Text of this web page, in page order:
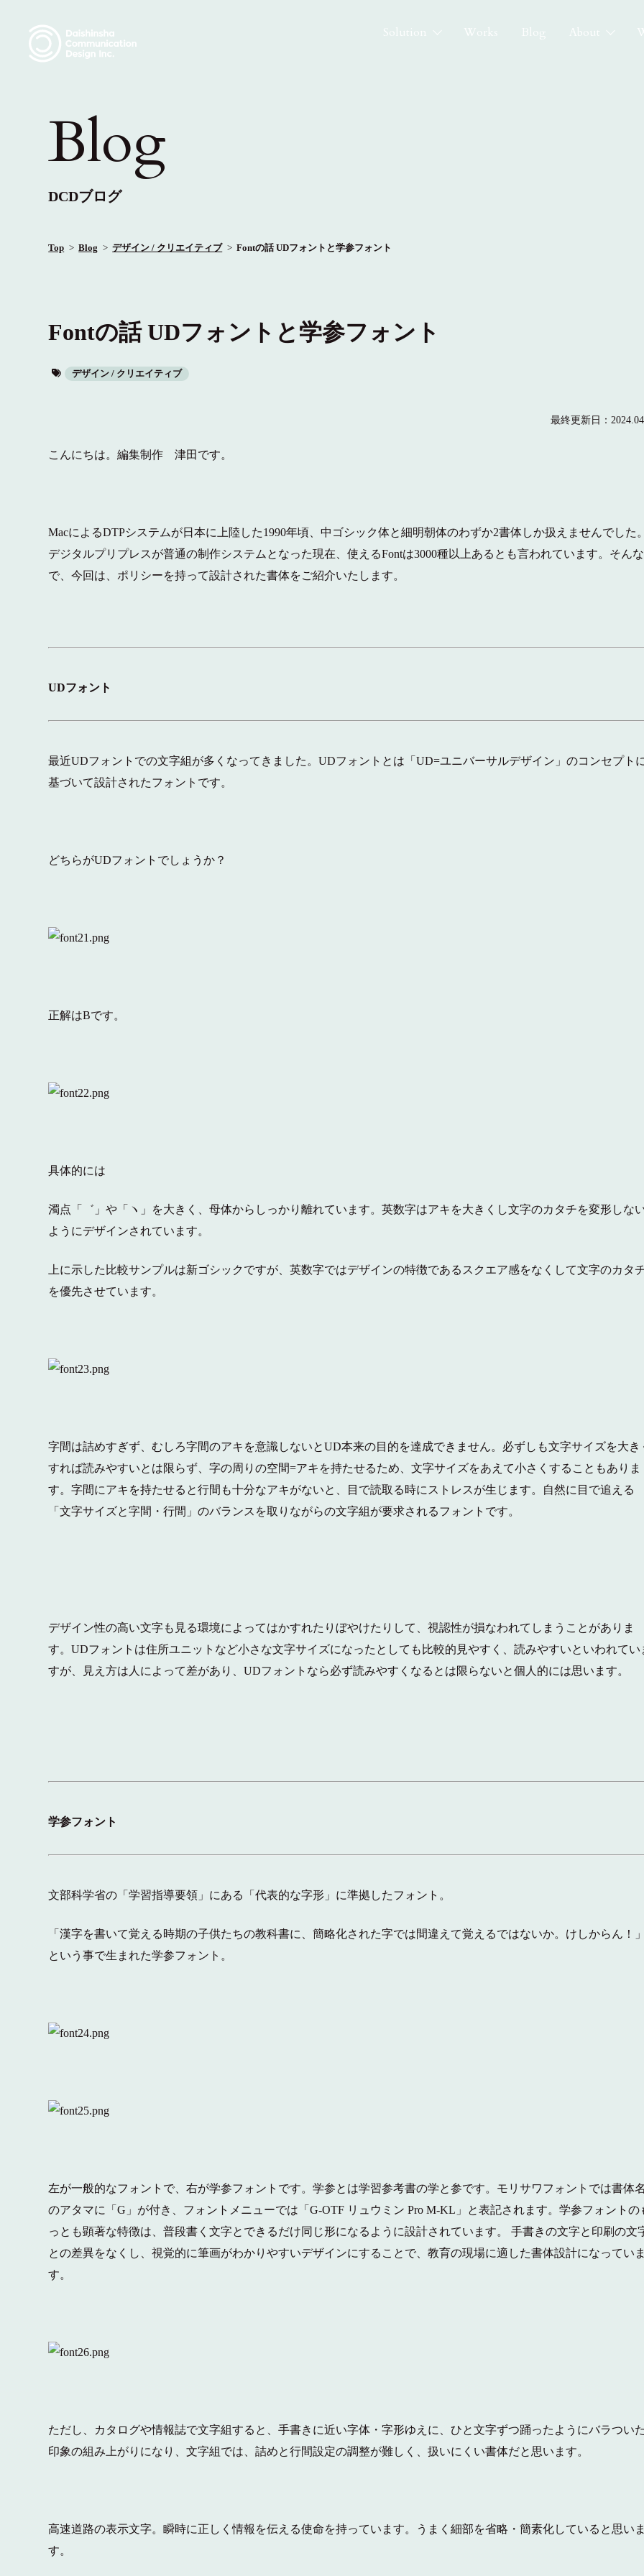
Solution Works Blog About
Blog
DCDブログ
Top Blog デザイン / クリエイティブ Fontの話 UDフォントと学参フォント
Fontの話 UDフォントと学参フォント
デザイン / クリエイティブ
最終更新日：
こんにちは。編集制作 津田です。
MacによるDTPシステムが日本に上陸した1990年頃、中ゴシック体と細明朝体のわずか2書体しか扱えませんでした
デジタルプリプレスが普通の制作システムとなった現在、使えるFontは3000種以上あるとも言われています。 そん
で、今回は、ポリシーを持って設計された書体をご紹介いたします。
UDフォント
最近UDフォントでの文字組が多くなってきました。UDフォントとは「UD=ユニバーサルデザイン」のコンセプト
基づいて設計されたフォントです。
どちらがUDフォントでしょうか？
正解はBです。
具体的には
濁点「゛」や「ヽ」を大きく、母体からしっかり離れています。英数字はアキを大きくし文字のカタチを変形しな
ようにデザインされています。
上に示した比較サンプルは新ゴシックですが、英数字ではデザインの特徴であるスクエア感をなくして文字のカタ
を優先させています。
字間は詰めすぎず、むしろ字間のアキを意識しないとUD本来の目的を達成できません。必ずしも文字サイズを大き
すれば読みやすいとは限らず、字の周りの空間=アキを持たせるため、文字サイズをあえて小さくすることもありま
す。字間にアキを持たせると行間も十分なアキがないと、目で読取る時にストレスが生じます。自然に目で追える
「文字サイズと字間・行間」のバランスを取りながらの文字組が要求されるフォントです。
デザイン性の高い文字も見る環境によってはかすれたりぼやけたりして、視認性が損なわれてしまうことがありま
す。UDフォントは住所ユニットなど小さな文字サイズになったとしても比較的見やすく、読みやすいといわれてい
すが、見え方は人によって差があり、UDフォントなら必ず読みやすくなるとは限らないと個人的には思います。
学参フォント
文部科学省の「学習指導要領」にある「代表的な字形」に準拠したフォント。
「漢字を書いて覚える時期の子供たちの教科書に、簡略化された字では間違えて覚えるではないか。けしからん！
という事で生まれた学参フォント。
左が一般的なフォントで、右が学参フォントです。学参とは学習参考書の学と参です。モリサワフォントでは書体
のアタマに「G」が付き、フォントメニューでは「G-OTF リュウミン Pro M-KL」と表記されます。学参フォントの
っとも顕著な特徴は、普段書く文字とできるだけ同じ形になるように設計されています。 手書きの文字と印刷の文
との差異をなくし、視覚的に筆画がわかりやすいデザインにすることで、教育の現場に適した書体設計になってい
す。
ただし、カタログや情報誌で文字組すると、手書きに近い字体・字形ゆえに、ひと文字ずつ踊ったようにバラつい
印象の組み上がりになり、文字組では、詰めと行間設定の調整が難しく、扱いにくい書体だと思います。
高速道路の表示文字。瞬時に正しく情報を伝える使命を持っています。うまく細部を省略・簡素化していると思い
す。